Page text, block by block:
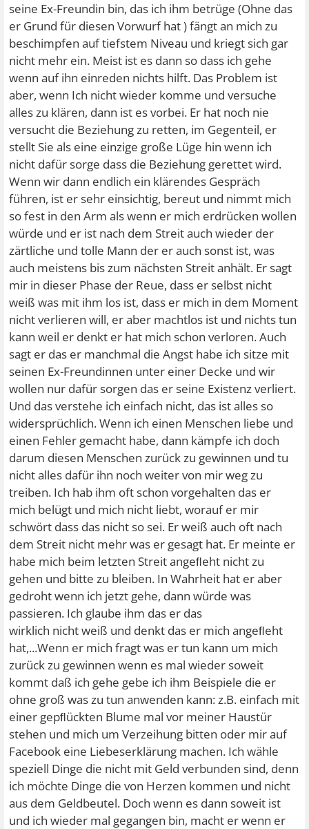
seine Ex-Freundin bin, das ich ihm betrüge (Ohne das
er Grund für diesen Vorwurf hat ) fängt an mich zu
beschimpfen auf tiefstem Niveau und kriegt sich gar
nicht mehr ein. Meist ist es dann so dass ich gehe
wenn auf ihn einreden nichts hilft. Das Problem ist
aber, wenn Ich nicht wieder komme und versuche
alles zu klären, dann ist es vorbei. Er hat noch nie
versucht die Beziehung zu retten, im Gegenteil, er
stellt Sie als eine einzige große Lüge hin wenn ich
nicht dafür sorge dass die Beziehung gerettet wird.
Wenn wir dann endlich ein klärendes Gespräch
führen, ist er sehr einsichtig, bereut und nimmt mich
so fest in den Arm als wenn er mich erdrücken wollen
würde und er ist nach dem Streit auch wieder der
zärtliche und tolle Mann der er auch sonst ist, was
auch meistens bis zum nächsten Streit anhält. Er sagt
mir in dieser Phase der Reue, dass er selbst nicht
weiß was mit ihm los ist, dass er mich in dem Moment
nicht verlieren will, er aber machtlos ist und nichts tun
kann weil er denkt er hat mich schon verloren. Auch
sagt er das er manchmal die Angst habe ich sitze mit
seinen Ex-Freundinnen unter einer Decke und wir
wollen nur dafür sorgen das er seine Existenz verliert.
Und das verstehe ich einfach nicht, das ist alles so
widersprüchlich. Wenn ich einen Menschen liebe und
einen Fehler gemacht habe, dann kämpfe ich doch
darum diesen Menschen zurück zu gewinnen und tu
nicht alles dafür ihn noch weiter von mir weg zu
treiben. Ich hab ihm oft schon vorgehalten das er
mich belügt und mich nicht liebt, worauf er mir
schwört dass das nicht so sei. Er weiß auch oft nach
dem Streit nicht mehr was er gesagt hat. Er meinte er
habe mich beim letzten Streit angeﬂeht nicht zu
gehen und bitte zu bleiben. In Wahrheit hat er aber
gedroht wenn ich jetzt gehe, dann würde was
passieren. Ich glaube ihm das er das
wirklich nicht weiß und denkt das er mich angeﬂeht
hat,...Wenn er mich fragt was er tun kann um mich
zurück zu gewinnen wenn es mal wieder soweit
kommt daß ich gehe gebe ich ihm Beispiele die er
ohne groß was zu tun anwenden kann: z.B. einfach mit
einer gepﬂückten Blume mal vor meiner Haustür
stehen und mich um Verzeihung bitten oder mir auf
Facebook eine Liebeserklärung machen. Ich wähle
speziell Dinge die nicht mit Geld verbunden sind, denn
ich möchte Dinge die von Herzen kommen und nicht
aus dem Geldbeutel. Doch wenn es dann soweit ist
und ich wieder mal gegangen bin, macht er wenn er